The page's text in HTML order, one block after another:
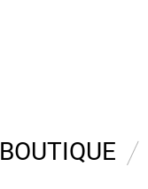
BOUTIQUE